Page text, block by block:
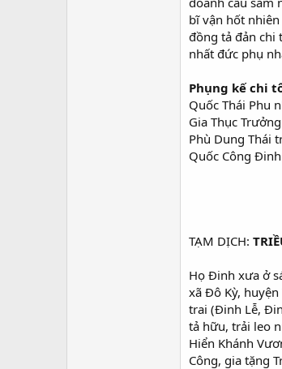
bĩ vận hốt
đồng tả đản chi
nhất đức phụ
Phụng kế chi
Quốc Thái Phu
Gia Thục
Phù Dung Thái
Quốc Công
TẠM DỊCH:
Họ Đinh xưa ở
xã Đô Kỳ,
trai (Đinh Lễ,
tả hữu, trải leo
Hiển Khánh
Công, gia tặng